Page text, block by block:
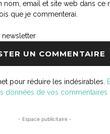
nom, email et site web dans ce
que je commenterai.
pour réduire les indésirables.
données de vos commentaires
- Espace publicitaire -